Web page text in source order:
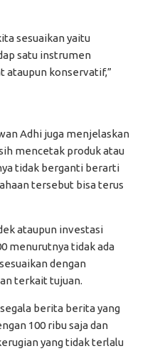
sesuaikan yaitu
satu instrumen
ataupun konservatif,”
Adhi juga menjelaskan
mencetak produk atau
tidak berganti berarti
tersebut bisa terus
ataupun investasi
menurutnya tidak ada
dengan
terkait tujuan.
berita berita yang
100 ribu saja dan
yang tidak terlalu